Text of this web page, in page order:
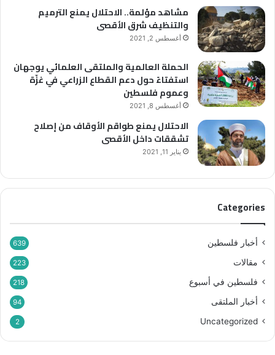
مشاهد مؤلمة.. الاحتلال يمنع الترميم
والتنظيف شرق الأقصى
أغسطس 2, 2021
الحملة العالمية والملتقى العلمائي يوجهان
استفتاءً حول دعم القطاع الزراعي في غزّة
وعموم فلسطين
أغسطس 8, 2021
الاحتلال يمنع طواقم الأوقاف من إصلاح
تشققات داخل الأقصى
يناير 11, 2021
Categories
أخبار فلسطين 639
مقالات 223
فلسطين في أسبوع 218
أخبار الملتقى 94
Uncategorized
2